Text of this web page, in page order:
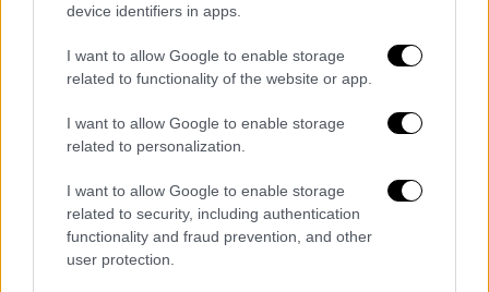
device identifiers in apps.
I want to allow Google to enable storage
related to functionality of the website or app.
I want to allow Google to enable storage
related to personalization.
I want to allow Google to enable storage
related to security, including authentication
functionality and fraud prevention, and other
user protection.